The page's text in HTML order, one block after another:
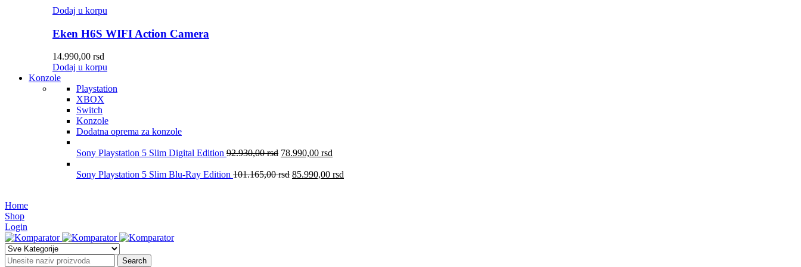
Dodaj u korpu
Eken H6S WIFI Action Camera
14.990,00 rsd
Dodaj u korpu
Konzole
Playstation
XBOX
Switch
Konzole
Dodatna oprema za konzole
Sony Playstation 5 Slim Digital Edition 92.930,00rsd 78.990,00 rsd
Sony Playstation 5 Slim Blu-Ray Edition 101.165,00rsd 85.990,00 rsd
Home
Shop
Login